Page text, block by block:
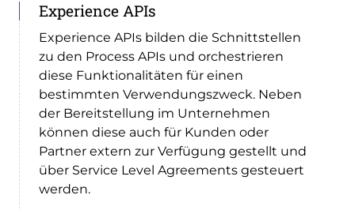
Experience APIs
Experience APIs bilden die Schnittstellen
zu den Process APIs und orchestrieren
diese Funktionalitäten für einen
bestimmten Verwendungszweck. Neben
der Bereitstellung im Unternehmen
können diese auch für Kunden oder
Partner extern zur Verfügung gestellt und
über Service Level Agreements gesteuert
werden.